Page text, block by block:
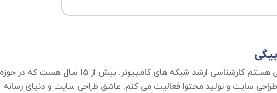
حمید میرزابیگی هستم کارشناسی ارشد شبکه های کامپیوتر. بیش از 15 سال هست که در حوزه
طراحی سایت و تولید محتوا فعالیت می کنم. عاشق طراحی سایت و دنیای رسانه